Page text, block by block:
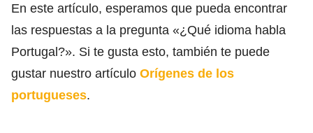
En este artículo, esperamos que pueda encontrar
las respuestas a la pregunta «¿Qué idioma habla
Portugal?». Si te gusta esto, también te puede
gustar nuestro artículo Orígenes de los
portugueses.